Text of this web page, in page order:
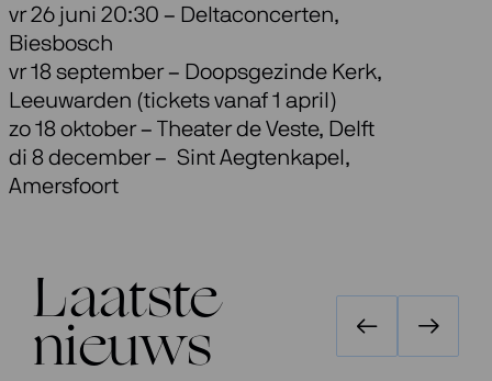
vr 26 juni 20:30 – Deltaconcerten,
Biesbosch
vr 18 september – Doopsgezinde Kerk,
Leeuwarden (tickets vanaf 1 april)
zo 18 oktober – Theater de Veste, Delft
di 8 december – Sint Aegtenkapel,
Amersfoort
Laatste
nieuws